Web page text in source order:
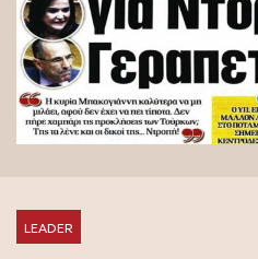
LEADER